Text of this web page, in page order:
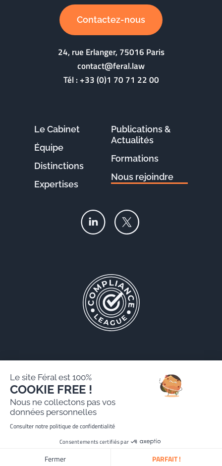
Contactez-nous
24, rue Erlanger, 75016 Paris
contact@feral.law
Tél :+33 (0)1 70 71 22 00
Le Cabinet
Équipe
Distinctions
Expertises
Publications &
Actualités
Formations
Nous rejoindre
Mentions légales
Politique de protection des données personnelles
Site réalisé par Paradygm
Le site Féral est 100%
COOKIE FREE !
Nous ne collectons pas vos
données personnelles
Consulter notre politique de confidentialité
Consentements certifiés par
Fermer PARFAIT !